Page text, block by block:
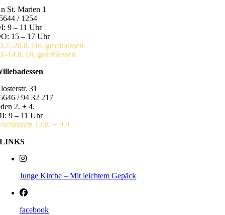
St. Marien 1
/ 1254
9 – 11 Uhr
15 – 17 Uhr
28.8. Do. geschlossen
14.8. Di. geschlossen
31
/ 94 32 217
2. + 4.
9 – 11 Uhr
12.8. + 9.9.
LINKS
Junge Kirche – Mit leichtem Gepäck
facebook